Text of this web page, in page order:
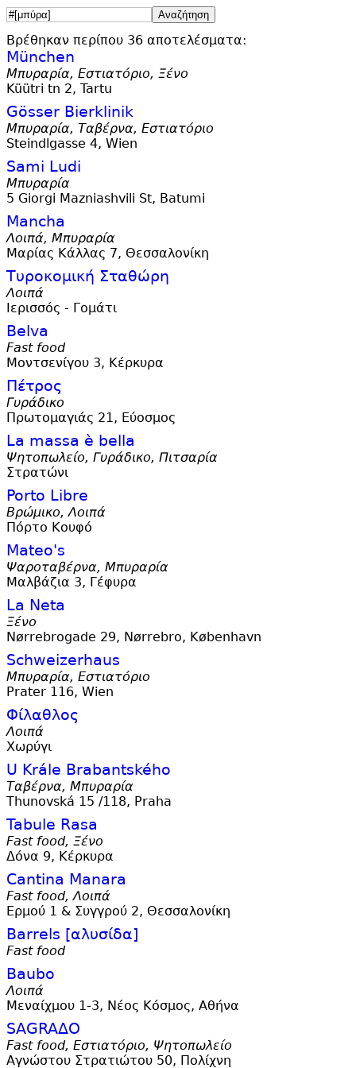
Βρέθηκαν περίπου 36 αποτελέσματα:
München
Μπυραρία, Εστιατόριο, Ξένο
Küütri tn 2, Tartu
Gösser Bierklinik
Μπυραρία, Ταβέρνα, Εστιατόριο
Steindlgasse 4, Wien
Sami Ludi
Μπυραρία
5 Giorgi Mazniashvili St, Batumi
Mancha
Λοιπά, Μπυραρία
Μαρίας Κάλλας 7, Θεσσαλονίκη
Τυροκομική Σταθώρη
Λοιπά
Ιερισσός - Γομάτι
Belva
Fast food
Μοντσενίγου 3, Κέρκυρα
Πέτρος
Γυράδικο
Πρωτομαγιάς 21, Εύοσμος
La massa è bella
Ψητοπωλείο, Γυράδικο, Πιτσαρία
Στρατώνι
Porto Libre
Βρώμικο, Λοιπά
Πόρτο Κουφό
Mateo's
Ψαροταβέρνα, Μπυραρία
Μαλβάζια 3, Γέφυρα
La Neta
Ξένο
Nørrebrogade 29, Nørrebro, København
Schweizerhaus
Μπυραρία, Εστιατόριο
Prater 116, Wien
Φίλαθλος
Λοιπά
Χωρύγι
U Krále Brabantského
Ταβέρνα, Μπυραρία
Thunovská 15 /118, Praha
Tabule Rasa
Fast food, Ξένο
Δόνα 9, Κέρκυρα
Cantina Manara
Fast food, Λοιπά
Ερμού 1 & Συγγρού 2, Θεσσαλονίκη
Barrels [αλυσίδα]
Fast food
Baubo
Λοιπά
Μεναίχμου 1-3, Νέος Κόσμος, Αθήνα
SAGRAΔO
Fast food, Εστιατόριο, Ψητοπωλείο
Αγνώστου Στρατιώτου 50, Πολίχνη